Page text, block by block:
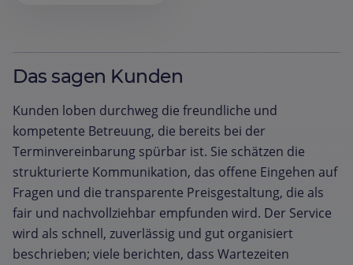
Das sagen Kunden
Kunden loben durchweg die freundliche und
kompetente Betreuung, die bereits bei der
Terminvereinbarung spürbar ist. Sie schätzen die
strukturierte Kommunikation, das offene Eingehen auf
Fragen und die transparente Preisgestaltung, die als
fair und nachvollziehbar empfunden wird. Der Service
wird als schnell, zuverlässig und gut organisiert
beschrieben; viele berichten, dass Wartezeiten